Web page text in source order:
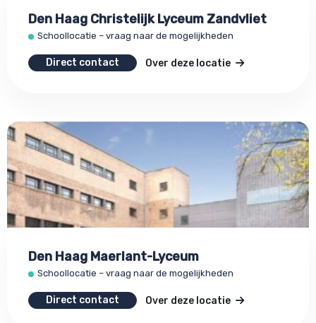
Den Haag Christelijk Lyceum Zandvliet
Schoollocatie – vraag naar de mogelijkheden
Direct contact Over deze locatie
Den Haag Maerlant-Lyceum
Schoollocatie – vraag naar de mogelijkheden
Direct contact Over deze locatie